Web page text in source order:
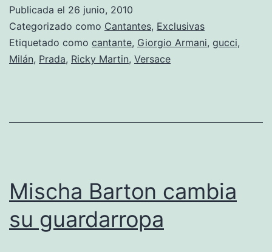
en
la
Semana
Moda
Publicada el 26 junio, 2010
Categorizado como Cantantes, Exclusivas
Etiquetado como cantante, Giorgio Armani, gucci,
Milán, Prada, Ricky Martin, Versace
Mischa Barton cambia
su guardarropa